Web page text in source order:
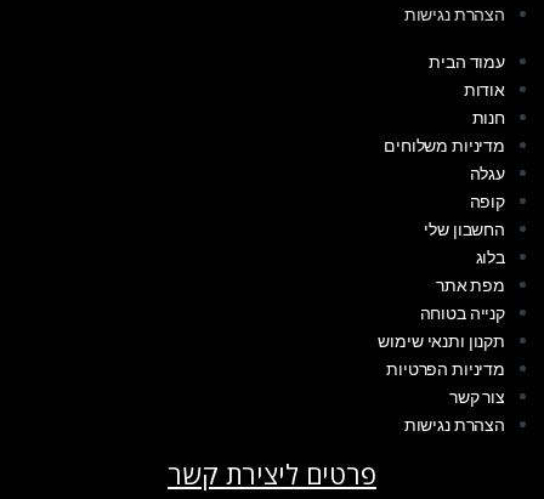
הצהרת נגישות
עמוד הבית
אודות
חנות
מדיניות משלוחים
עגלה
קופה
החשבון שלי
בלוג
מפת אתר
קנייה בטוחה
תקנון ותנאי שימוש
מדיניות הפרטיות
צור קשר
הצהרת נגישות
פרטים ליצירת קשר